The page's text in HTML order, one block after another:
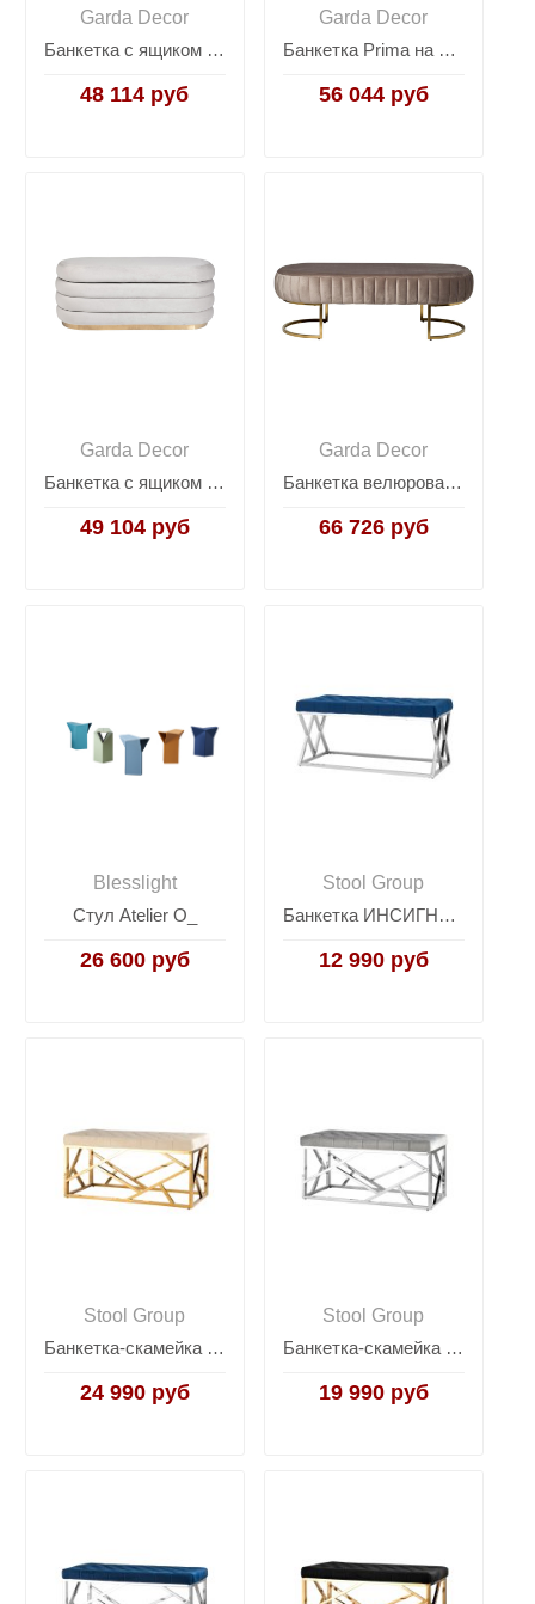
Garda Decor
Банкетка с ящиком велюровая серо-бежевая N-BANK-195-S BEG
48 114 руб
Garda Decor
Банкетка Prima на металлических опорах серо-бежевая PRIMA-Б160-2К-Серо/беж-Роман23
56 044 руб
Garda Decor
Банкетка с ящиком для хранения велюровая серая N-BANK-547 SER
49 104 руб
Garda Decor
Банкетка велюровая серо-бежевая на металлическом каркасе N-BH2009 BG BR
66 726 руб
Blesslight
Стул Atelier O_
26 600 руб
Stool Group
Банкетка ИНСИГНИЯ велюр синий сталь серебро
12 990 руб
Stool Group
Банкетка-скамейка АРТ ДЕКО велюр бежевый сталь золото
24 990 руб
Stool Group
Банкетка-скамейка АРТ ДЕКО велюр серый сталь серебро
19 990 руб